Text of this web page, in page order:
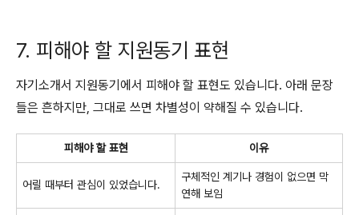
7. 피해야 할 지원동기 표현
자기소개서 지원동기에서 피해야 할 표현도 있습니다. 아래 문장
들은 흔하지만, 그대로 쓰면 차별성이 약해질 수 있습니다.
피해야 할 표현 이유
어릴 때부터 관심이 있었습니다.
구체적인 계기나 경험이 없으면 막
연해 보임